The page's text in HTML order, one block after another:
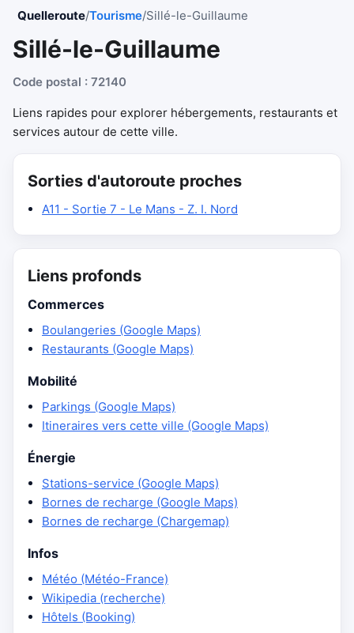
Quelleroute/Tourisme/Sillé-le-Guillaume
Sillé-le-Guillaume
Code postal : 72140
Liens rapides pour explorer hébergements, restaurants et
services autour de cette ville.
Sorties d'autoroute proches
A11 - Sortie 7 - Le Mans - Z. I. Nord
Liens profonds
Commerces
Boulangeries (Google Maps)
Restaurants (Google Maps)
Mobilité
Parkings (Google Maps)
Itineraires vers cette ville (Google Maps)
Énergie
Stations-service (Google Maps)
Bornes de recharge (Google Maps)
Bornes de recharge (Chargemap)
Infos
Météo (Météo-France)
Wikipedia (recherche)
Hôtels (Booking)